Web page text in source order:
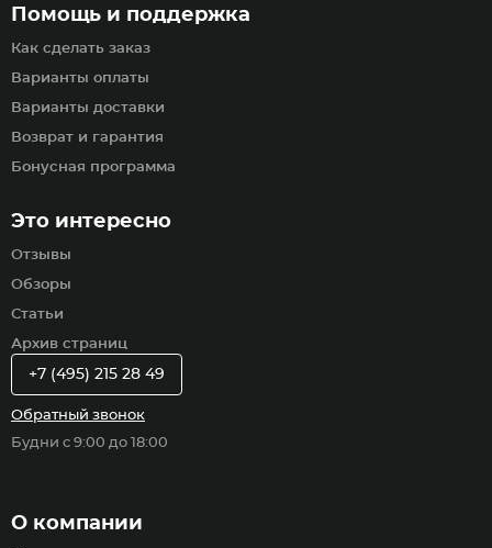
Помощь и поддержка
Как сделать заказ
Варианты оплаты
Варианты доставки
Возврат и гарантия
Бонусная программа
Это интересно
Отзывы
Обзоры
Статьи
Архив страниц
О компании
+7 (495) 215 28 49
Обратный звонок
Будни с 9:00 до 18:00